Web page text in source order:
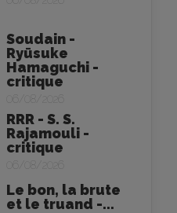
Soudain -
Ryūsuke
Hamaguchi -
critique
06/08/2026
RRR - S. S.
Rajamouli -
critique
06/08/2026
Le bon, la brute
et le truand -...